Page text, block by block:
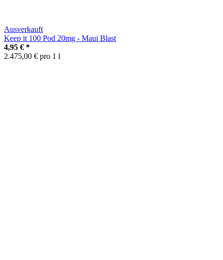
Ausverkauft
Keep it 100 Pod 20mg - Maui Blast
4,95 € *
2.475,00 € pro 1 l